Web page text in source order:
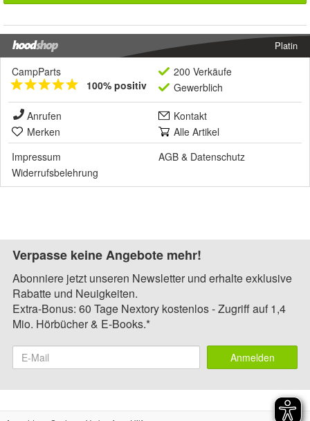
Platin
CampParts
100% positiv
200 Verkäufe
Gewerblich
Anrufen
Kontakt
Merken
Alle Artikel
Impressum
AGB & Datenschutz
Widerrufsbelehrung
Verpasse keine Angebote mehr!
Abonniere jetzt unseren Newsletter und erhalte exklusive
Rabatte und Neuigkeiten.
Extra-Bonus: 60 Tage Nextory kostenlos - Zugriff auf 1,4
Mio. Hörbücher & E-Books.*
Anmelden